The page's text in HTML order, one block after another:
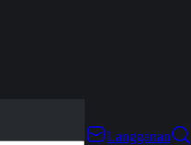
Langganan